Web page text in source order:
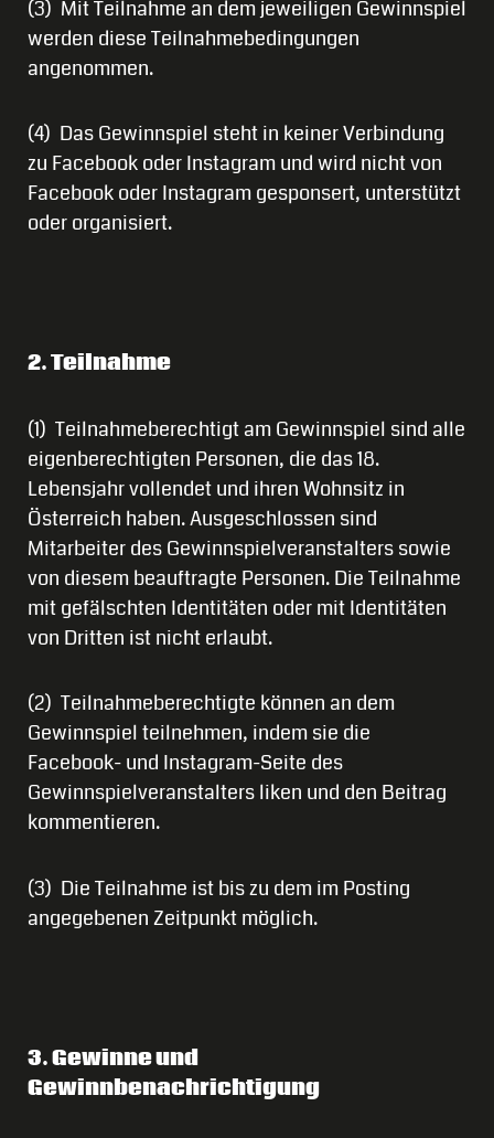
(3) Mit Teilnahme an dem jeweiligen Gewinnspiel
werden diese Teilnahmebedingungen
angenommen.
(4) Das Gewinnspiel steht in keiner Verbindung
zu Facebook oder Instagram und wird nicht von
Facebook oder Instagram gesponsert, unterstützt
oder organisiert.
2. Teilnahme
(1) Teilnahmeberechtigt am Gewinnspiel sind alle
eigenberechtigten Personen, die das 18.
Lebensjahr vollendet und ihren Wohnsitz in
Österreich haben. Ausgeschlossen sind
Mitarbeiter des Gewinnspielveranstalters sowie
von diesem beauftragte Personen. Die Teilnahme
mit gefälschten Identitäten oder mit Identitäten
von Dritten ist nicht erlaubt.
(2) Teilnahmeberechtigte können an dem
Gewinnspiel teilnehmen, indem sie die
Facebook- und Instagram-Seite des
Gewinnspielveranstalters liken und den Beitrag
kommentieren.
(3) Die Teilnahme ist bis zu dem im Posting
angegebenen Zeitpunkt möglich.
3. Gewinne und
Gewinnbenachrichtigung